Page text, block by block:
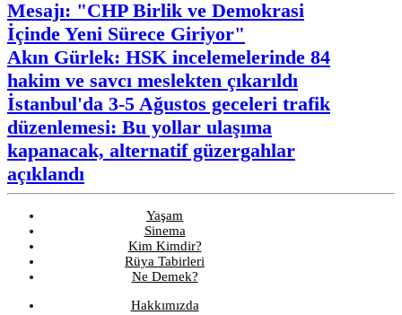
Mesajı: "CHP Birlik ve Demokrasi
İçinde Yeni Sürece Giriyor"
Akın Gürlek: HSK incelemelerinde 84
hakim ve savcı meslekten çıkarıldı
İstanbul'da 3-5 Ağustos geceleri trafik
düzenlemesi: Bu yollar ulaşıma
kapanacak, alternatif güzergahlar
açıklandı
Yaşam
Sinema
Kim Kimdir?
Rüya Tabirleri
Ne Demek?
Hakkımızda